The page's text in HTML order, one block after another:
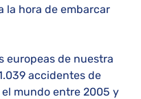
la hora de embarcar
europeas de nuestra
accidentes de
mundo entre 2005 y